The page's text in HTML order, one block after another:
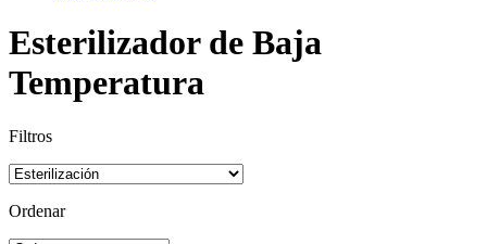
Esterilizador de Baja
Temperatura
Filtros
Ordenar